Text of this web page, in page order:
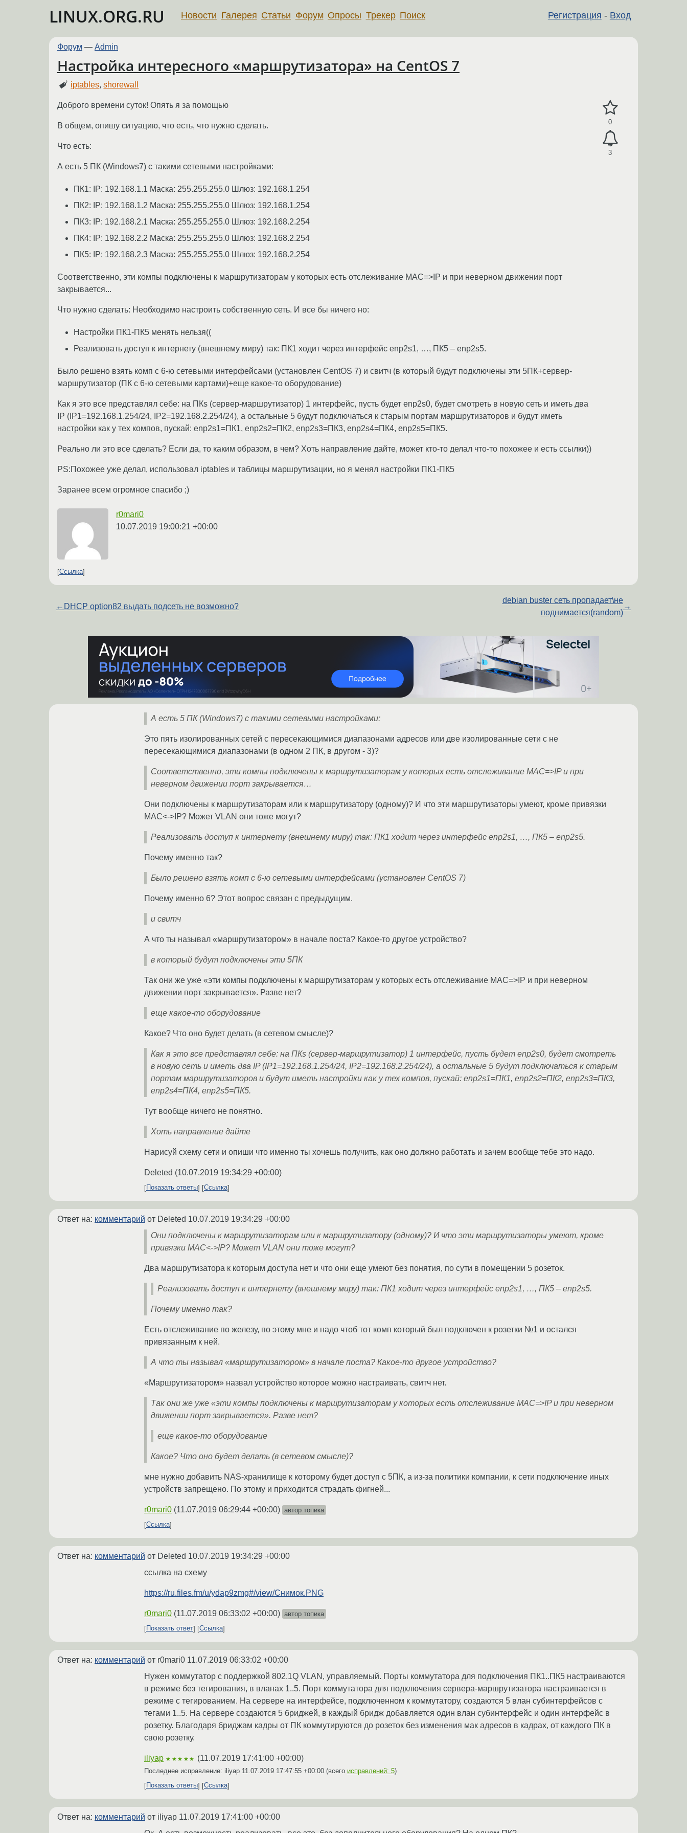
LINUX.ORG.RU Регистрация - Вход
Новости Галерея Статьи Форум Опросы Трекер Поиск
Форум — Admin
Настройка интересного «маршрутизатора» на CentOS 7
iptables,shorewall
0
3
Доброго времени суток! Опять я за помощью
В общем, опишу ситуацию, что есть, что нужно сделать.
Что есть:
А есть 5 ПК (Windows7) с такими сетевыми настройками:
ПК1: IP: 192.168.1.1 Маска: 255.255.255.0 Шлюз: 192.168.1.254
ПК2: IP: 192.168.1.2 Маска: 255.255.255.0 Шлюз: 192.168.1.254
ПК3: IP: 192.168.2.1 Маска: 255.255.255.0 Шлюз: 192.168.2.254
ПК4: IP: 192.168.2.2 Маска: 255.255.255.0 Шлюз: 192.168.2.254
ПК5: IP: 192.168.2.3 Маска: 255.255.255.0 Шлюз: 192.168.2.254
Соответственно, эти компы подключены к маршрутизаторам у которых есть отслеживание MAC=>IP и при неверном движении порт
закрывается...
Что нужно сделать: Необходимо настроить собственную сеть. И все бы ничего но:
Настройки ПК1-ПК5 менять нельзя((
Реализовать доступ к интернету (внешнему миру) так: ПК1 ходит через интерфейс enp2s1, …, ПК5 – enp2s5.
Было решено взять комп с 6-ю сетевыми интерфейсами (установлен CentOS 7) и свитч (в который будут подключены эти 5ПК+сервер-
маршрутизатор (ПК с 6-ю сетевыми картами)+еще какое-то оборудование)
Как я это все представлял себе: на ПКs (сервер-маршрутизатор) 1 интерфейс, пусть будет enp2s0, будет смотреть в новую сеть и иметь два
IP (IP1=192.168.1.254/24, IP2=192.168.2.254/24), а остальные 5 будут подключаться к старым портам маршрутизаторов и будут иметь
настройки как у тех компов, пускай: enp2s1=ПК1, enp2s2=ПК2, enp2s3=ПК3, enp2s4=ПК4, enp2s5=ПК5.
Реально ли это все сделать? Если да, то каким образом, в чем? Хоть направление дайте, может кто-то делал что-то похожее и есть ссылки))
PS:Похожее уже делал, использовал iptables и таблицы маршрутизации, но я менял настройки ПК1-ПК5
Заранее всем огромное спасибо ;)
r0mari0
10.07.2019 19:00:21 +00:00
Ссылка
← DHCP option82 выдать подсеть не возможно?
debian buster сеть пропадает\не
поднимается(random)
→
А есть 5 ПК (Windows7) с такими сетевыми настройками:
Это пять изолированных сетей с пересекающимися диапазонами адресов или две изолированные сети с не
пересекающимися диапазонами (в одном 2 ПК, в другом - 3)?
Соответственно, эти компы подключены к маршрутизаторам у которых есть отслеживание MAC=>IP и при
неверном движении порт закрывается…
Они подключены к маршрутизаторам или к маршрутизатору (одному)? И что эти маршрутизаторы умеют, кроме привязки
MAC<->IP? Может VLAN они тоже могут?
Реализовать доступ к интернету (внешнему миру) так: ПК1 ходит через интерфейс enp2s1, …, ПК5 – enp2s5.
Почему именно так?
Было решено взять комп с 6-ю сетевыми интерфейсами (установлен CentOS 7)
Почему именно 6? Этот вопрос связан с предыдущим.
и свитч
А что ты называл «маршрутизатором» в начале поста? Какое-то другое устройство?
в который будут подключены эти 5ПК
Так они же уже «эти компы подключены к маршрутизаторам у которых есть отслеживание MAC=>IP и при неверном
движении порт закрывается». Разве нет?
еще какое-то оборудование
Какое? Что оно будет делать (в сетевом смысле)?
Как я это все представлял себе: на ПКs (сервер-маршрутизатор) 1 интерфейс, пусть будет enp2s0, будет смотреть
в новую сеть и иметь два IP (IP1=192.168.1.254/24, IP2=192.168.2.254/24), а остальные 5 будут подключаться к старым
портам маршрутизаторов и будут иметь настройки как у тех компов, пускай: enp2s1=ПК1, enp2s2=ПК2, enp2s3=ПК3,
enp2s4=ПК4, enp2s5=ПК5.
Тут вообще ничего не понятно.
Хоть направление дайте
Нарисуй схему сети и опиши что именно ты хочешь получить, как оно должно работать и зачем вообще тебе это надо.
Deleted (10.07.2019 19:34:29 +00:00)
Показать ответы Ссылка
Ответ на: комментарий от Deleted 10.07.2019 19:34:29 +00:00
Они подключены к маршрутизаторам или к маршрутизатору (одному)? И что эти маршрутизаторы умеют, кроме
привязки MAC<->IP? Может VLAN они тоже могут?
Два маршрутизатора к которым доступа нет и что они еще умеют без понятия, по сути в помещении 5 розеток.
Реализовать доступ к интернету (внешнему миру) так: ПК1 ходит через интерфейс enp2s1, …, ПК5 – enp2s5.
Почему именно так?
Есть отслеживание по железу, по этому мне и надо чтоб тот комп который был подключен к розетки №1 и остался
привязанным к ней.
А что ты называл «маршрутизатором» в начале поста? Какое-то другое устройство?
«Маршрутизатором» назвал устройство которое можно настраивать, свитч нет.
Так они же уже «эти компы подключены к маршрутизаторам у которых есть отслеживание MAC=>IP и при неверном
движении порт закрывается». Разве нет?
еще какое-то оборудование
Какое? Что оно будет делать (в сетевом смысле)?
мне нужно добавить NAS-хранилище к которому будет доступ с 5ПК, а из-за политики компании, к сети подключение иных
устройств запрещено. По этому и приходится страдать фигней...
r0mari0 (11.07.2019 06:29:44 +00:00) автор топика
Ссылка
Ответ на: комментарий от Deleted 10.07.2019 19:34:29 +00:00
ссылка на схему
https://ru.files.fm/u/ydap9zmg#/view/Снимок.PNG
r0mari0 (11.07.2019 06:33:02 +00:00) автор топика
Показать ответ
Ссылка
Ответ на: комментарий от r0mari0 11.07.2019 06:33:02 +00:00
Нужен коммутатор с поддержкой 802.1Q VLAN, управляемый. Порты коммутатора для подключения ПК1..ПК5 настраиваются
в режиме без тегирования, в вланах 1..5. Порт коммутатора для подключения сервера-маршрутизатора настраивается в
режиме с тегированием. На сервере на интерфейсе, подключенном к коммутатору, создаются 5 влан субинтерфейсов с
тегами 1..5. На сервере создаются 5 бриджей, в каждый бридж добавляется один влан субинтерфейс и один интерфейс в
розетку. Благодаря бриджам кадры от ПК коммутируются до розеток без изменения мак адресов в кадрах, от каждого ПК в
свою розетку.
iliyap ★★★★★ (11.07.2019 17:41:00 +00:00)
Последнее исправление: iliyap 11.07.2019 17:47:55 +00:00 (всего исправлений: 5)
Показать ответы
Ссылка
Ответ на: комментарий от iliyap 11.07.2019 17:41:00 +00:00